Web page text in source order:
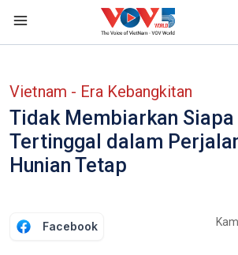
Vietnam - Era Kebangkitan
Tidak Membiarkan Siapa
Tertinggal dalam
Hunian Tetap
Facebook